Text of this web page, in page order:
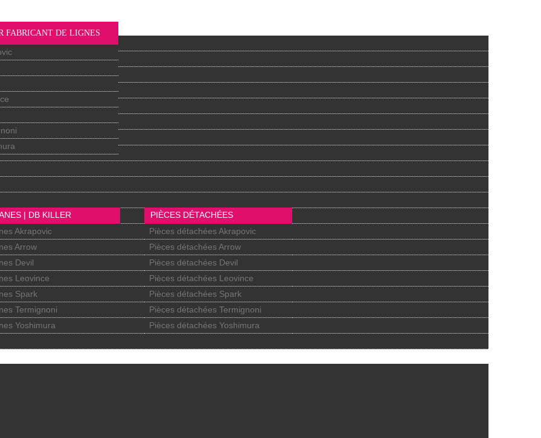
FABRICANT DE LIGNES
| DB KILLER
Akrapovic
Arrow
Devil
Leovince
Spark
Termignoni
Yoshimura
PIÈCES DÉTACHÉES
Pièces détachées Akrapovic
Pièces détachées Arrow
Pièces détachées Devil
Pièces détachées Leovince
Pièces détachées Spark
Pièces détachées Termignoni
Pièces détachées Yoshimura